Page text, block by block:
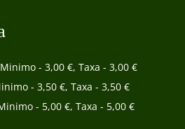
- 3,00 €, Taxa - 3,00 €
- 3,50 €, Taxa - 3,50 €
- 5,00 €, Taxa - 5,00 €